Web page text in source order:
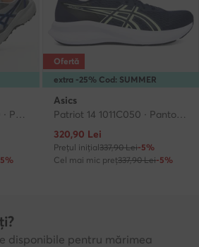
Gel-Venture 11 1011C160 · Pantofi pentru alergare
extra -25% Cod: SUMMER
Ofertă
Asics
Patriot 14 1011C050 · Pantofi pentru alergare
Prețul actual
320,90 Lei
Prețul inițial337,90 Lei-5%
Cel mai mic preț337,90 Lei-5%
disponibile pentru mărimea